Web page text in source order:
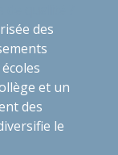
des
et un
des
le